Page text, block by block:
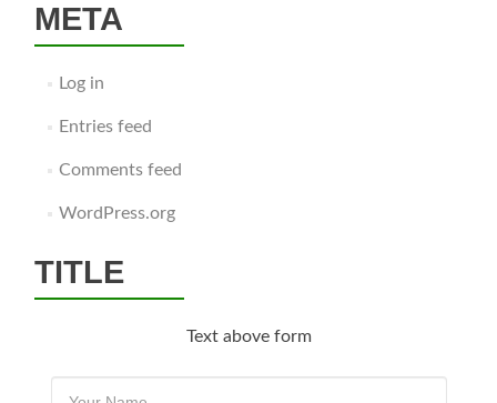
META
Log in
Entries feed
Comments feed
WordPress.org
TITLE
Text above form